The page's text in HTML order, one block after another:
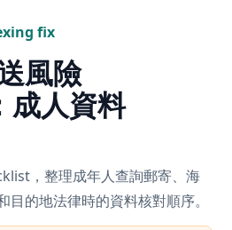
fix
風險
人資料
，整理成年人查詢郵寄、海
的地法律時的資料核對順序。